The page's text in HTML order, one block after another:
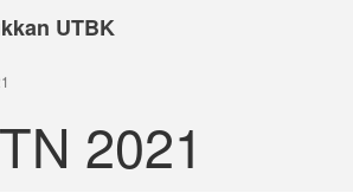
UTBK
2021